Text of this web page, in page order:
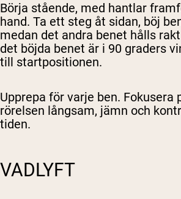
Börja stående, med hantlar
hand. Ta ett steg åt sidan, böj
medan det andra benet hålls
det böjda benet är i 90 graders
till startpositionen.
Upprepa för varje ben. Fokusera
rörelsen långsam, jämn och
tiden.
VADLYFT